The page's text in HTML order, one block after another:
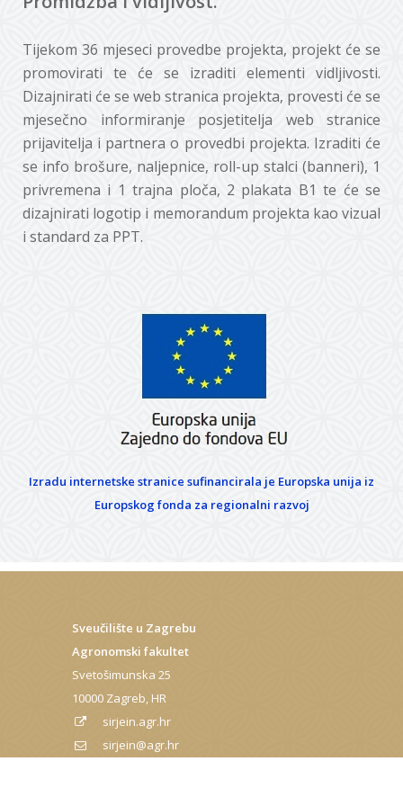
Tijekom 36 mjeseci provedbe projekta, projekt će se
promovirati te će se izraditi elementi vidljivosti.
Dizajnirati će se web stranica projekta, provesti će se
mjesečno informiranje posjetitelja web stranice
prijavitelja i partnera o provedbi projekta. Izraditi će
se info brošure, naljepnice, roll-up stalci (banneri), 1
privremena i 1 trajna ploča, 2 plakata B1 te će se
dizajnirati logotip i memorandum projekta kao vizual
i standard za PPT.
Izradu internetske stranice sufinancirala je Europska unija iz
Europskog fonda za regionalni razvoj
Sveučilište u Zagrebu
Agronomski fakultet
Svetošimunska 25
10000 Zagreb, HR
sirjein.agr.hr
sirjein@agr.hr